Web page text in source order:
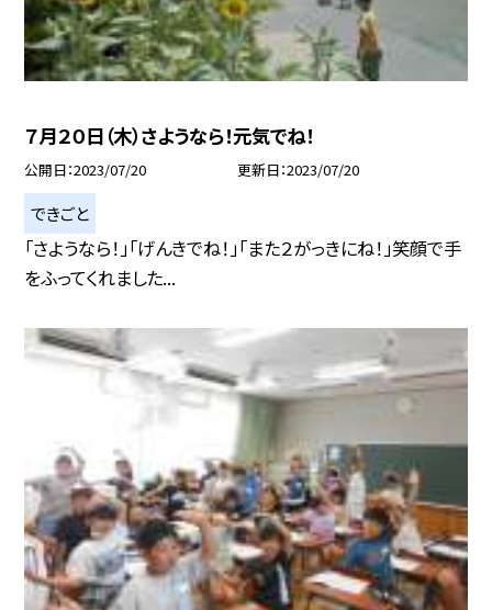
７月２０日（木）さようなら！元気でね！
公開日 2023/07/20 更新日 2023/07/20
できごと
「さようなら！」「げんきでね！」「また２がっきにね！」笑顔で手
をふってくれました...